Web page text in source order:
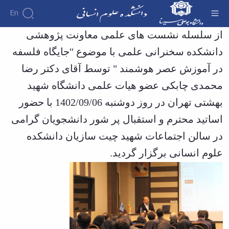
En
دانشکده
درباره
دانشکده
تاریخچه
ریاست
دانشکده
رؤسای
پیشین
آلبوم
عکس
اطلاعات
آموزشی
معاونت
آموزش
آموزش
تقویم
آموزشی
دروس
ارائه
شده
برنامه
امتحانات
نیمسال
درسی
کارشناسی
فرم
پژوهش
پژوهش
اولویت
های
فرم
های
پژوهشی
کارگاه
نشریات
فصل
اساتید
اساتید
اساتید
بازنشسته
گروه
های
آموزشی
گروه
آموزشی
حقوق
الهیات
تربیتی
معارف
اسلامی
برگزاری همایش جایگاه فلسفه در آموزش عصر
هوشمند - دانشکده علوم انسانی
از سلسله نشست های علمی معاونت پژوهشی
دانشکده سخنرانی علمی با موضوع "جایگاه فلسفه
در آموزش عصر هوشمند " توسط آقای دکتر رضا
محمدی چابکی عضو هیات علمی دانشگاه شهید
بهشتی تهران در روز دوشنبه 1402/09/06 با حضور
اساتید محترم و استقبال پر شور دانشجویان گرامی
در سالن اجتماعات شهید چیت سازیان دانشکده
علوم انسانی برگزار گردید.